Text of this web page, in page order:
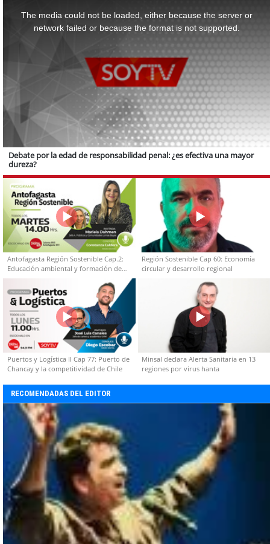
The media could not be loaded, either because the server or
network failed or because the format is not supported.
Debate por la edad de responsabilidad penal: ¿es efectiva una mayor
dureza?
Antofagasta Región Sostenible Cap.2:
Educación ambiental y formación de
capacidades técnicas
Región Sostenible Cap 60: Economía
circular y desarrollo regional
Puertos y Logística II Cap 77: Puerto de
Chancay y la competitividad de Chile
Minsal declara Alerta Sanitaria en 13
regiones por virus hanta
RECOMENDADAS DEL EDITOR